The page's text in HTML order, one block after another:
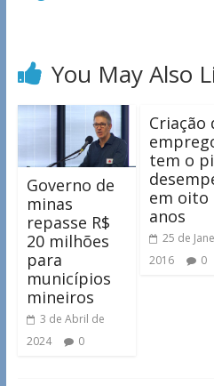
You May Also
Governo de
minas
repasse R$
20 milhões
para
municípios
mineiros
3 de Abril de
2024
0
Criação
tem o
em oito
anos
25 de
2016
0